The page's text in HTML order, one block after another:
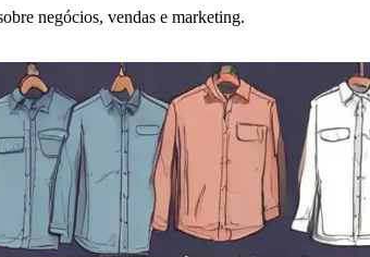
negócios, vendas e marketing.